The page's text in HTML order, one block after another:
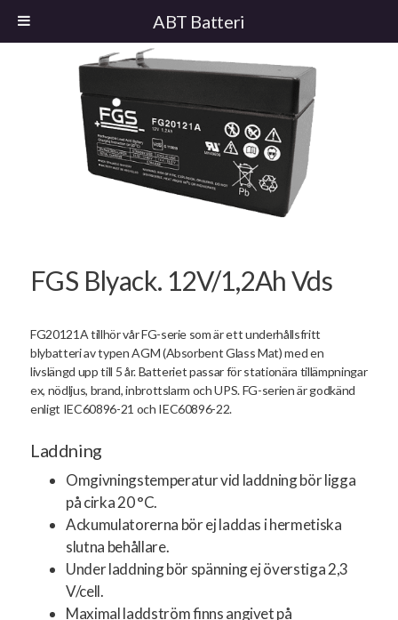
FGS Blyack. 12V/1,2Ah Vds
FG20121A tillhör vår FG-serie som är ett underhållsfritt
blybatteri av typen AGM (Absorbent Glass Mat) med en
livslängd upp till 5 år. Batteriet passar för stationära tillämpningar
ex, nödljus, brand, inbrottslarm och UPS. FG-serien är godkänd
enligt IEC60896-21 och IEC60896-22.
Laddning
Omgivningstemperatur vid laddning bör ligga
på cirka 20 °C.
Ackumulatorerna bör ej laddas i hermetiska
slutna behållare.
Under laddning bör spänning ej överstiga 2,3
V/cell.
Maximal laddström finns angivet på
ABT Batteri